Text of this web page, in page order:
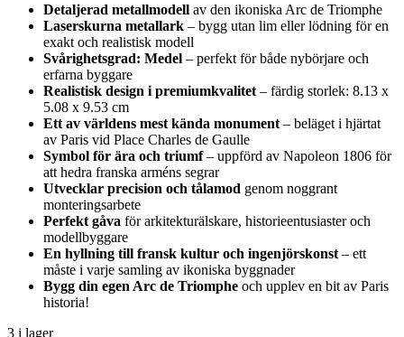
Detaljerad metallmodell av den ikoniska Arc de Triomphe
Laserskurna metallark – bygg utan lim eller lödning för en
exakt och realistisk modell
Svårighetsgrad: Medel – perfekt för både nybörjare och
erfarna byggare
Realistisk design i premiumkvalitet – färdig storlek: 8.13 x
5.08 x 9.53 cm
Ett av världens mest kända monument – beläget i hjärtat
av Paris vid Place Charles de Gaulle
Symbol för ära och triumf– uppförd av Napoleon 1806 för
att hedra franska arméns segrar
Utvecklar precision och tålamod genom noggrant
monteringsarbete
Perfekt gåva för arkitekturälskare, historieentusiaster och
modellbyggare
En hyllning till fransk kultur och ingenjörskonst – ett
måste i varje samling av ikoniska byggnader
Bygg din egen Arc de Triomphe och upplev en bit av Paris
historia!
3 i lager